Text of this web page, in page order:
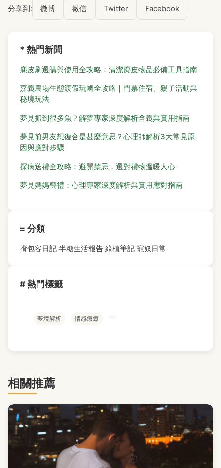
分享到: 微博 微信 Twitter Facebook
* 熱門新聞
麂皮刷選購與使用全攻略：清潔麂皮物品必備工具指南
嘉義農場生態渡假玩國全攻略｜門票住宿、親子活動與
秘境玩法
夢見抓到很多魚？解夢專家深度解析含義與實用指南
夢見前男友想復合是甚麼意思？心理師解析3大常見原
因與應對步驟
探病送禮全攻略：避開禁忌，選對禮物溫暖人心
夢見媽媽喪禮：心理專家深度解析與實用應對指南
≡ 分類
揹包客日記 半糖生活報告 綠植筆記 寵奴日常
# 熱門標籤
夢境解析 情感療癒
相關推薦